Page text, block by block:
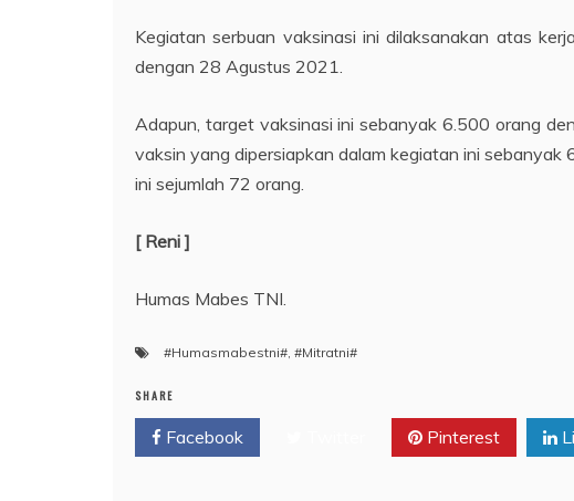
Kegiatan serbuan vaksinasi ini dilaksanakan atas
dengan 28 Agustus 2021.
Adapun, target vaksinasi ini sebanyak 6.500 orang
vaksin yang dipersiapkan dalam kegiatan ini
ini sejumlah 72 orang.
[ Reni ]
Humas Mabes TNI.
#Humasmabestni# #Mitratni#
SHARE
Facebook Pinterest